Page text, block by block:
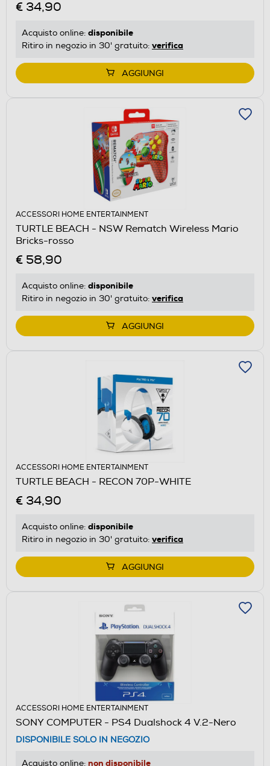
€ 34,90
Acquisto online: disponibile
Ritiro in negozio in 30' gratuito: verifica
AGGIUNGI
ACCESSORI HOME ENTERTAINMENT
TURTLE BEACH - NSW Rematch Wireless Mario
Bricks-rosso
€ 58,90
Acquisto online: disponibile
Ritiro in negozio in 30' gratuito: verifica
AGGIUNGI
ACCESSORI HOME ENTERTAINMENT
TURTLE BEACH - RECON 70P-WHITE
€ 34,90
Acquisto online: disponibile
Ritiro in negozio in 30' gratuito: verifica
AGGIUNGI
ACCESSORI HOME ENTERTAINMENT
SONY COMPUTER - PS4 Dualshock 4 V.2-Nero
DISPONIBILE SOLO IN NEGOZIO
Acquisto online: non disponibile